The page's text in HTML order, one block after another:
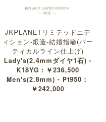
JKPLANETリミテッドエデ
ィション-鍛造-結婚指輪(バー
ティカルライン仕上げ)
Lady's(2.4mmダイヤ1石) -
K18YG：￥236,500
Men's(2.8mm) - Pt950：
￥242,000